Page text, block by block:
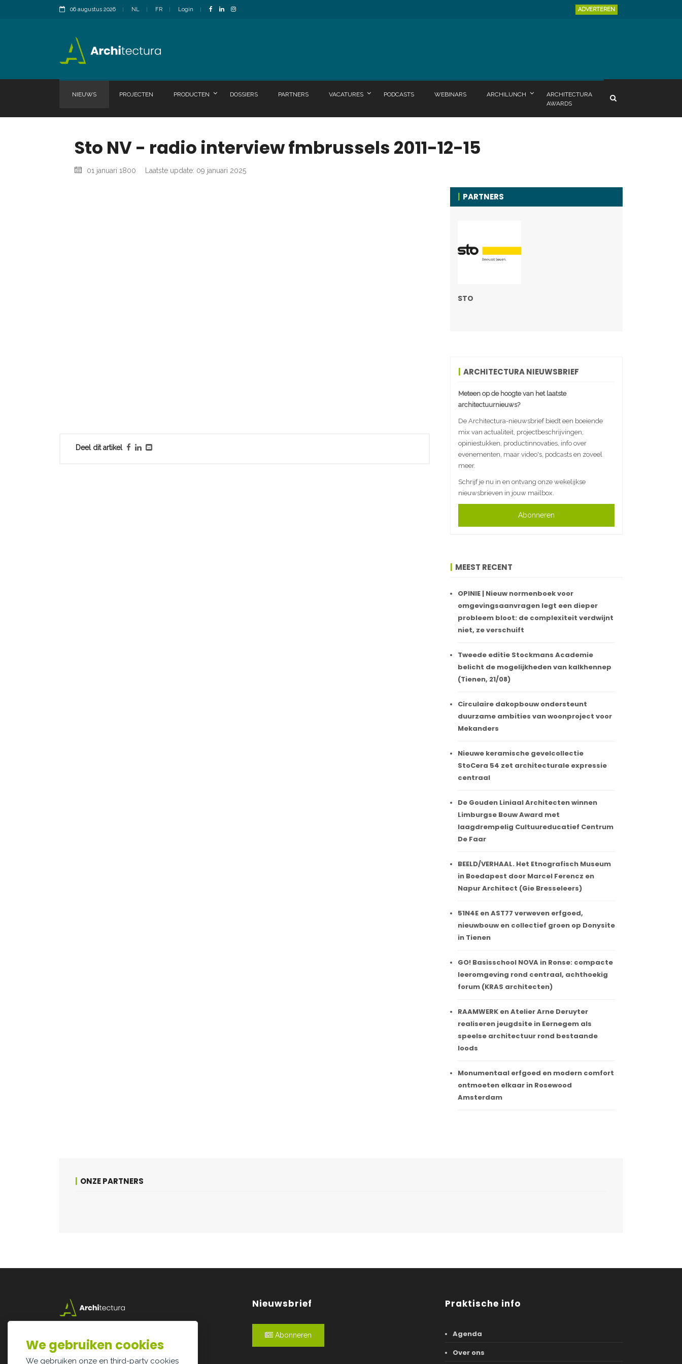
06 augustus 2026 NL FR Login ADVERTEREN
NIEUWS PROJECTEN PRODUCTEN DOSSIERS PARTNERS VACATURES PODCASTS WEBINARS ARCHILUNCH
ARCHITECTURA
AWARDS
Sto NV - radio interview fmbrussels 2011-12-15
01 januari 1800 Laatste update: 09 januari 2025
Deel dit artikel
PARTNERS
STO
ARCHITECTURA NIEUWSBRIEF
Meteen op de hoogte van het laatste
architectuurnieuws?
De Architectura-nieuwsbrief biedt een boeiende
mix van actualiteit, projectbeschrijvingen,
opiniestukken, productinnovaties, info over
evenementen, maar video's, podcasts en zoveel
meer.
Schrijf je nu in en ontvang onze wekelijkse
nieuwsbrieven in jouw mailbox.
Abonneren
MEEST RECENT
OPINIE | Nieuw normenboek voor
omgevingsaanvragen legt een dieper
probleem bloot: de complexiteit verdwijnt
niet, ze verschuift
Tweede editie Stockmans Academie
belicht de mogelijkheden van kalkhennep
(Tienen, 21/08)
Circulaire dakopbouw ondersteunt
duurzame ambities van woonproject voor
Mekanders
Nieuwe keramische gevelcollectie
StoCera 54 zet architecturale expressie
centraal
De Gouden Liniaal Architecten winnen
Limburgse Bouw Award met
laagdrempelig Cultuureducatief Centrum
De Faar
BEELD/VERHAAL. Het Etnografisch Museum
in Boedapest door Marcel Ferencz en
Napur Architect (Gie Bresseleers)
51N4E en AST77 verweven erfgoed,
nieuwbouw en collectief groen op Donysite
in Tienen
GO! Basisschool NOVA in Ronse: compacte
leeromgeving rond centraal, achthoekig
forum (KRAS architecten)
RAAMWERK en Atelier Arne Deruyter
realiseren jeugdsite in Eernegem als
speelse architectuur rond bestaande
loods
Monumentaal erfgoed en modern comfort
ontmoeten elkaar in Rosewood
Amsterdam
ONZE PARTNERS
3500 Hasselt
info@architectura.be
Nieuwsbrief
Abonneren
Praktische info
Agenda
Over ons
We gebruiken cookies
We gebruiken onze en third-party cookies